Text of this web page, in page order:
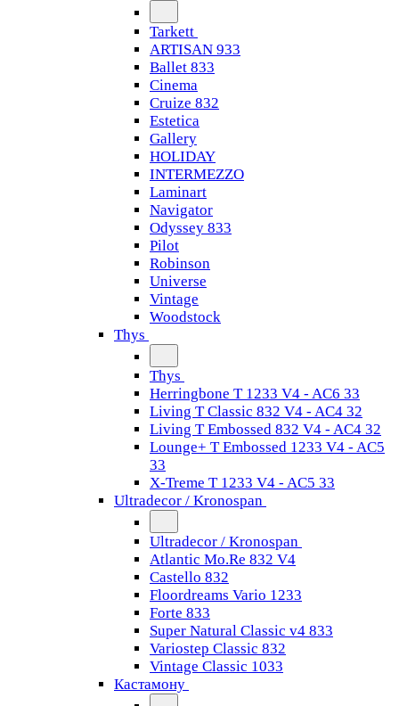
Tarkett
ARTISAN 933
Ballet 833
Cinema
Cruize 832
Estetica
Gallery
HOLIDAY
INTERMEZZO
Laminart
Navigator
Odyssey 833
Pilot
Robinson
Universe
Vintage
Woodstock
Thys
Thys
Herringbone T 1233 V4 - AC6 33
Living T Classic 832 V4 - AC4 32
Living T Embossed 832 V4 - AC4 32
Lounge+ T Embossed 1233 V4 - AC5
33
X-Treme T 1233 V4 - AC5 33
Ultradecor / Kronospan
Ultradecor / Kronospan
Atlantic Mo.Re 832 V4
Castello 832
Floordreams Vario 1233
Forte 833
Super Natural Classic v4 833
Variostep Classic 832
Vintage Classic 1033
Кастамону